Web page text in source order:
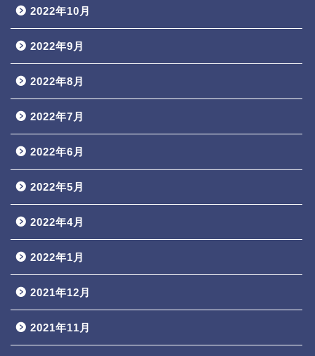
2022年10月
2022年9月
2022年8月
2022年7月
2022年6月
2022年5月
2022年4月
2022年1月
2021年12月
2021年11月